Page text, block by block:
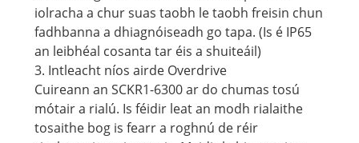
iolracha a chur suas taobh le taobh freisin chun
fadhbanna a dhiagnóiseadh go tapa. (Is é IP65
an leibhéal cosanta tar éis a shuiteáil)
3. Intleacht níos airde Overdrive
Cuireann an SCKR1-6300 ar do chumas tosú
mótair a rialú. Is féidir leat an modh rialaithe
tosaithe bog is fearr a roghnú de réir